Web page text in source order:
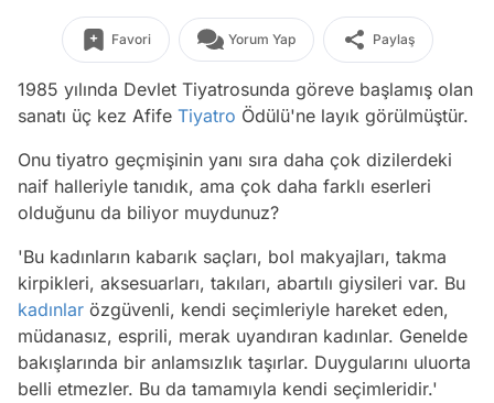
Favori Yorum Yap Paylaş
1985 yılında Devlet Tiyatrosunda göreve başlamış olan
sanatı üç kez Afife Tiyatro Ödülü'ne layık görülmüştür.
Onu tiyatro geçmişinin yanı sıra daha çok dizilerdeki
naif halleriyle tanıdık, ama çok daha farklı eserleri
olduğunu da biliyor muydunuz?
'Bu kadınların kabarık saçları, bol makyajları, takma
kirpikleri, aksesuarları, takıları, abartılı giysileri var. Bu
kadınlar özgüvenli, kendi seçimleriyle hareket eden,
müdanasız, esprili, merak uyandıran kadınlar. Genelde
bakışlarında bir anlamsızlık taşırlar. Duygularını uluorta
belli etmezler. Bu da tamamıyla kendi seçimleridir.'